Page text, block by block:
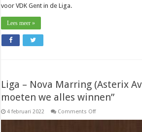
voor VDK Gent in de Liga.
Lees meer »
Liga – Nova Marring (Asterix
moeten we alles winnen”
4 februari 2022 Comments Offon